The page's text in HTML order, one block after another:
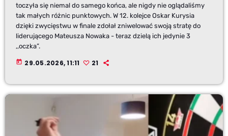
toczyła się niemal do samego końca, ale nigdy nie oglądaliśmy
tak małych różnic punktowych. W 12. kolejce Oskar Kurysia
dzięki zwycięstwu w finale zdołał zniwelować swoją stratę do
liderującego Mateusza Nowaka - teraz dzielą ich jedynie 3
,,oczka”.
today 29.05.2026, 11:11 21